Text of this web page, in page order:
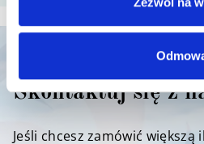
Potrzebujesz
Skontaktuj się z
Jeśli chcesz zamówić